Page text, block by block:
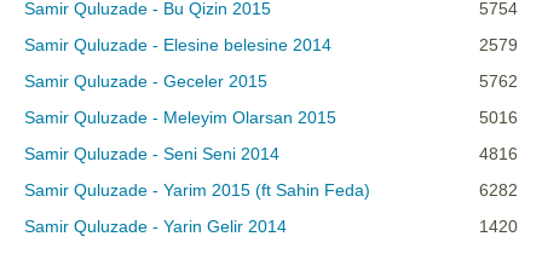
Samir Quluzade - Bu Qizin 2015
5754
Samir Quluzade - Elesine belesine 2014
2579
Samir Quluzade - Geceler 2015
5762
Samir Quluzade - Meleyim Olarsan 2015
5016
Samir Quluzade - Seni Seni 2014
4816
Samir Quluzade - Yarim 2015 (ft Sahin Feda)
6282
Samir Quluzade - Yarin Gelir 2014
1420